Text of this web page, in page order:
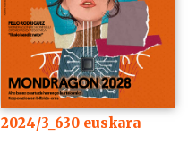
2024/3_630 euskara